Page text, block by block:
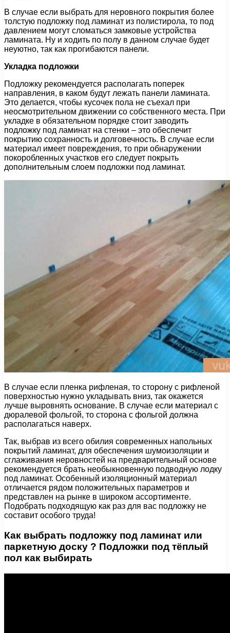
В случае если выбрать для неровного покрытия более
толстую подложку под ламинат из полистирола, то под
давлением могут сломаться замковые устройства
ламината. Ну и ходить по полу в данном случае будет
неуютно, так как прогибаются панели.
Укладка подложки
Подложку рекомендуется располагать поперек
направления, в каком будут лежать панели ламината.
Это делается, чтобы кусочек пола не съехал при
неосмотрительном движении со собственного места. При
укладке в обязательном порядке стоит заводить
подложку под ламинат на стенки – это обеспечит
покрытию сохранность и долговечность. В случае если
материал имеет повреждения, то при обнаружении
покоробленных участков его следует покрыть
дополнительным слоем подложки под ламинат.
В случае если пленка рифленая, то сторону с рифленой
поверхностью нужно укладывать вниз, так окажется
лучше выровнять основание. В случае если материал с
дюралевой фольгой, то сторона с фольгой должна
располагаться наверх.
Так, выбрав из всего обилия современных напольных
покрытий ламинат, для обеспечения шумоизоляции и
сглаживания неровностей на предварительный основе
рекомендуется брать необыкновенную подводную лодку
под ламинат. Особенный изоляционный материал
отличается рядом положительных параметров и
представлен на рынке в широком ассортименте.
Подобрать подходящую как раз для вас подложку не
составит особого труда!
Как выбрать подложку под ламинат или
паркетную доску ? Подложки под тёплый
пол как выбирать